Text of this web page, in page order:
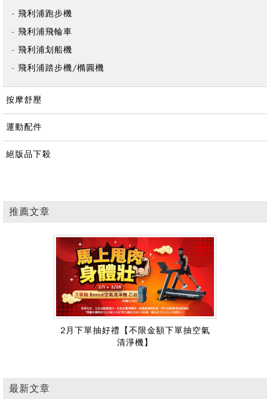
飛利浦跑步機
飛利浦飛輪車
飛利浦划船機
飛利浦踏步機/橢圓機
按摩舒壓
運動配件
絕版品下殺
推薦文章
2月下單抽好禮【不限金額下單抽空氣
清淨機】
最新文章